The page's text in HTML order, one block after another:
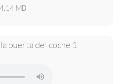
4.14 MB
puerta del coche 1